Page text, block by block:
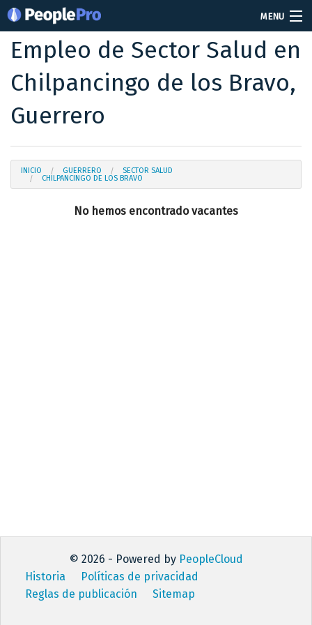
MENU
Soy reclutador
Precios
Vacantes
Crear cuenta
Empleo de Sector Salud en
Chilpancingo de los Bravo,
Guerrero
INICIO GUERRERO
SECTOR SALUD
CHILPANCINGO DE LOS BRAVO
No hemos encontrado vacantes
© 2026 - Powered by PeopleCloud
Historia
Políticas de privacidad
Reglas de publicación
Sitemap